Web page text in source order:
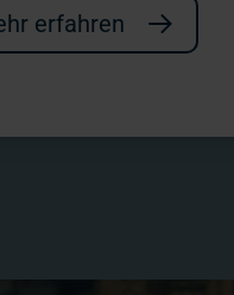
als eines Tages
ihre Landstriche
erfahren